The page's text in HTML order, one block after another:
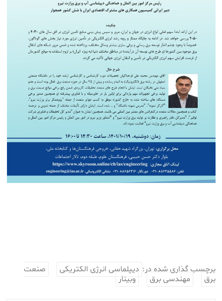
برچسب گذاری شده در: دیپلماسی انرژی الکتریکی
صنعت
برق
مهندسی برق وبینار